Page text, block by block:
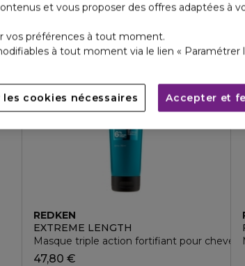
REDKEN
EXTREME LENGTH
Masque triple action fortifiant pour
47,80 €
et vous proposer des offres adaptées à
vos préférences à tout moment.
à tout moment via le lien « Paramétrer
cookies nécessaires Accepter et